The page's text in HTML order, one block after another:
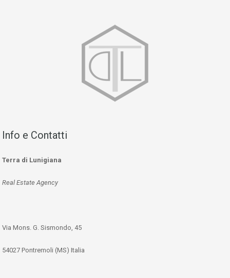
Info e Contatti
Terra di Lunigiana
Real Estate Agency
Via Mons. G. Sismondo, 45
54027 Pontremoli (MS) Italia